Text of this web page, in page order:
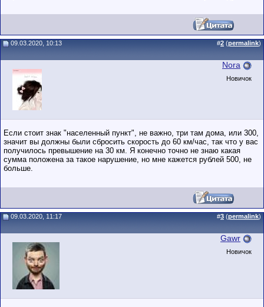
09.03.2020, 10:13 #2 (permalink)
Nora
Новичок
Если стоит знак "населенный пункт", не важно, три там дома, или 300,
значит вы должны были сбросить скорость до 60 км/час, так что у вас
получилось превышение на 30 км. Я конечно точно не знаю какая
сумма положена за такое нарушение, но мне кажется рублей 500, не
больше.
09.03.2020, 11:17 #3 (permalink)
Gawr
Новичок